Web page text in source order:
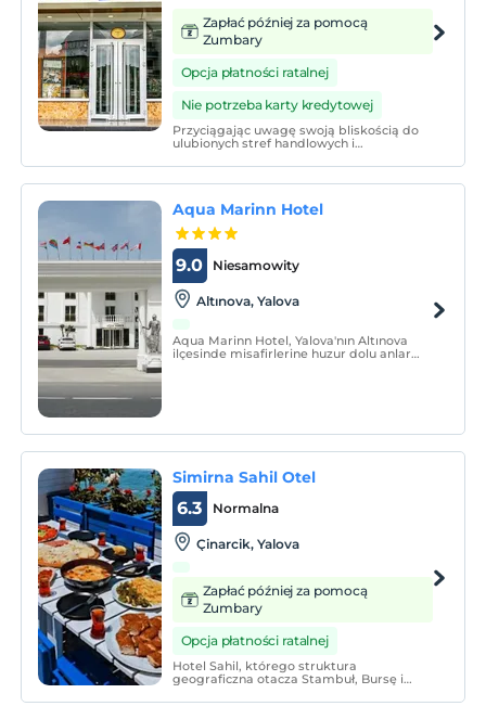
Zapłać później za pomocą
Zumbary
Opcja płatności ratalnej
Nie potrzeba karty kredytowej
Przyciągając uwagę swoją bliskością do
ulubionych stref handlowych i
każdego dnia, Helenapolis Hotel nadal
wyróżnia się jako „hotel biznesowy” dzięki
Aqua Marinn Hotel
Niesamowity
9.0
Altınova, Yalova
Aqua Marinn Hotel, Yalova'nın Altınova
ilçesinde misafirlerine huzur dolu anlar
Simirna Sahil Otel
Normalna
6.3
Çinarcik, Yalova
Zapłać później za pomocą
Zumbary
Opcja płatności ratalnej
Hotel Sahil, którego struktura
geograficzna otacza Stambuł, Bursę i
jednym z ulubionych kurortów